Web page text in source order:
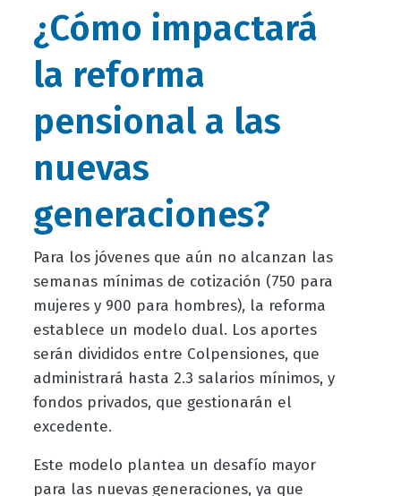
¿Cómo impactará
la reforma
pensional a las
nuevas
generaciones?
Para los jóvenes que aún no alcanzan las
semanas mínimas de cotización (750 para
mujeres y 900 para hombres), la reforma
establece un modelo dual. Los aportes
serán divididos entre Colpensiones, que
administrará hasta 2.3 salarios mínimos, y
fondos privados, que gestionarán el
excedente.
Este modelo plantea un desafío mayor
para las nuevas generaciones, ya que